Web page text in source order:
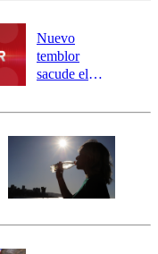
Nuevo
temblor
sacude el
revisa la
epicentro